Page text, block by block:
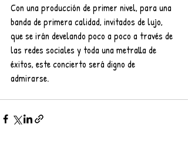
Con una producción de primer nivel, para una
banda de primera calidad, invitados de lujo,
que se irán develando poco a poco a través de
las redes sociales y toda una metralla de
éxitos, este concierto será digno de
admirarse.